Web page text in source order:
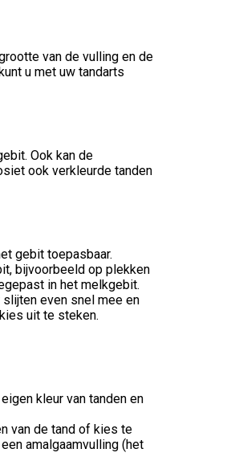
van de vulling en de
u met uw tandarts
Ook kan de
ook verkleurde tanden
gebit toepasbaar.
bijvoorbeeld op plekken
in het melkgebit.
even snel mee en
uit te steken.
kleur van tanden en
van de tand of kies te
amalgaamvulling (het